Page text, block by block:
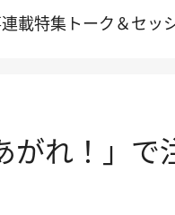
連載特集 トーク＆セッ
れ！」で